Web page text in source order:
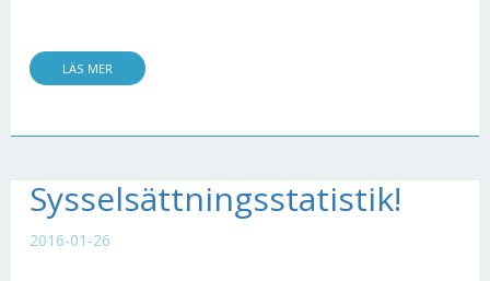
LÄS MER
Sysselsättningsstatistik!
2016-01-26